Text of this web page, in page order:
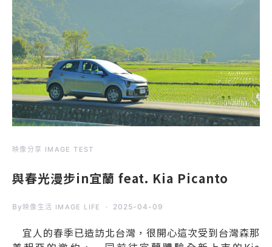
映像分享 IMAGE TEST
與春光漫步in宜蘭 feat. Kia Picanto
By 映像生活 IMAGE LIFE 2025-04-09
宜人的春季已造訪北台灣，很開心這次受到台灣森那